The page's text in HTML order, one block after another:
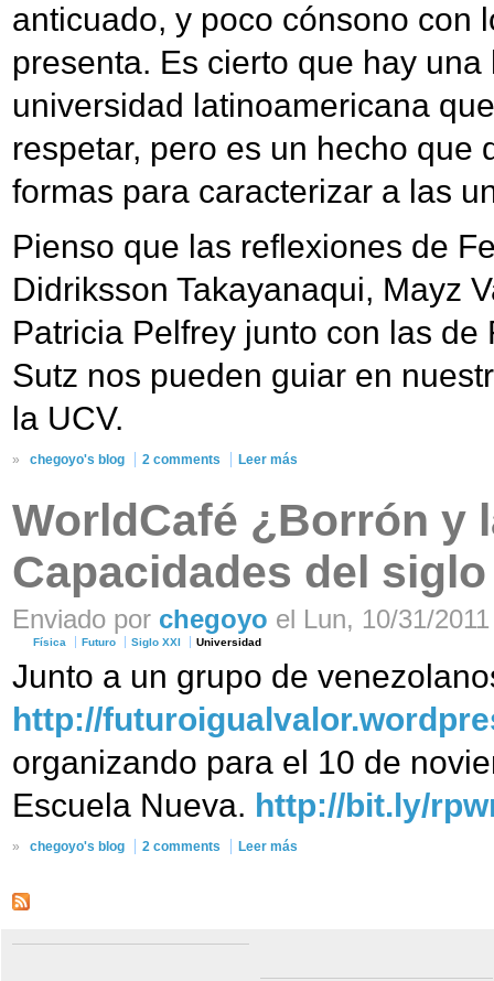
anticuado, y poco cónsono con
presenta. Es cierto que hay
universidad latinoamericana
respetar, pero es un hecho que
formas para caracterizar a las
Pienso que las reflexiones de
Didriksson Takayanaqui, Mayz
Patricia Pelfrey junto con las
Sutz nos pueden guiar en
la UCV.
» chegoyo's blog 2 comments Leer más
WorldCafé ¿Borrón y
Capacidades del siglo
Enviado por chegoyo el Lun, 10/31/
Física Futuro Siglo XXI Universidad
Junto a un grupo de
http://
organizando para el 10 de
Escuela Nueva. http://bit.ly/
» chegoyo's blog 2 comments Leer más